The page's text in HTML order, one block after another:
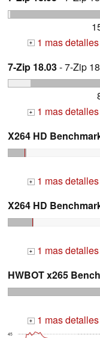
+ 1 mas detalles
7-Zip 18.03- 7-Zip
+ 1 mas detalles
X264 HD
+ 1 mas detalles
X264 HD
+ 1 mas detalles
HWBOT x265
+ 1 mas detalles
45